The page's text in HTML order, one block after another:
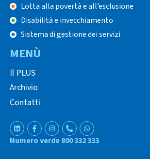
Lotta alla povertà e all’esclusione
Disabilità e invecchiamento
Sistema di gestione dei servizi
MENÙ
Il PLUS
Archivio
Contatti
Numero verde 800 332 333